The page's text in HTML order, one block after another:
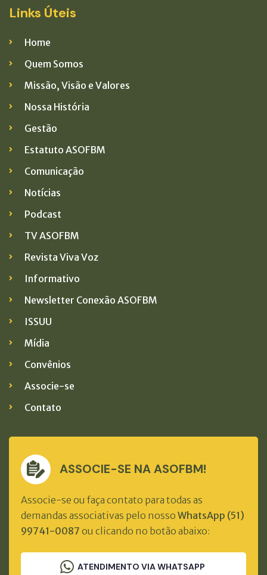
Links Úteis
Home
Quem Somos
Missão, Visão e Valores
Nossa História
Gestão
Estatuto ASOFBM
Comunicação
Notícias
Podcast
TV ASOFBM
Revista Viva Voz
Informativo
Newsletter Conexão ASOFBM
ISSUU
Mídia
Convênios
Associe-se
Contato
ASSOCIE-SE NA ASOFBM!
Associe-se ou faça contato para todas as
demandas associativas pelo nosso WhatsApp (51)
99741-0087 ou clicando no botão abaixo:
ATENDIMENTO VIA WHATSAPP